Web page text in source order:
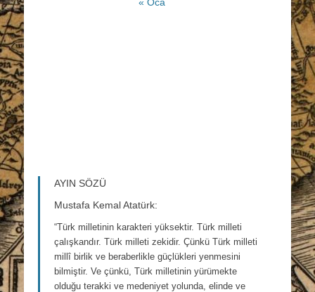
AYIN SÖZÜ
Mustafa Kemal Atatürk:
“Türk milletinin karakteri yüksektir. Türk milleti
çalışkandır. Türk milleti zekidir. Çünkü Türk milleti
millî birlik ve beraberlikle güçlükleri yenmesini
bilmiştir. Ve çünkü, Türk milletinin yürümekte
olduğu terakki ve medeniyet yolunda, elinde ve